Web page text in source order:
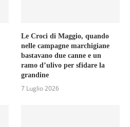
Le Croci di Maggio, quando
nelle campagne marchigiane
bastavano due canne e un
ramo d’ulivo per sfidare la
grandine
7 Luglio 2026